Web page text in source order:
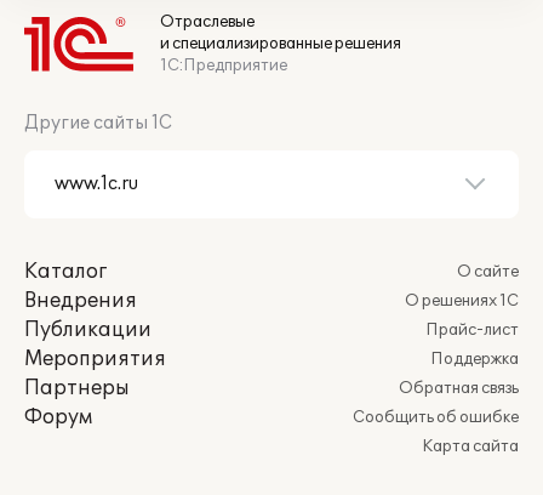
Отраслевые
и специализированные решения
1С:Предприятие
Другие сайты 1С
Каталог
Внедрения
Публикации
Мероприятия
Партнеры
Форум
О сайте
О решениях 1С
Прайс-лист
Поддержка
Обратная связь
Сообщить об ошибке
Карта сайта